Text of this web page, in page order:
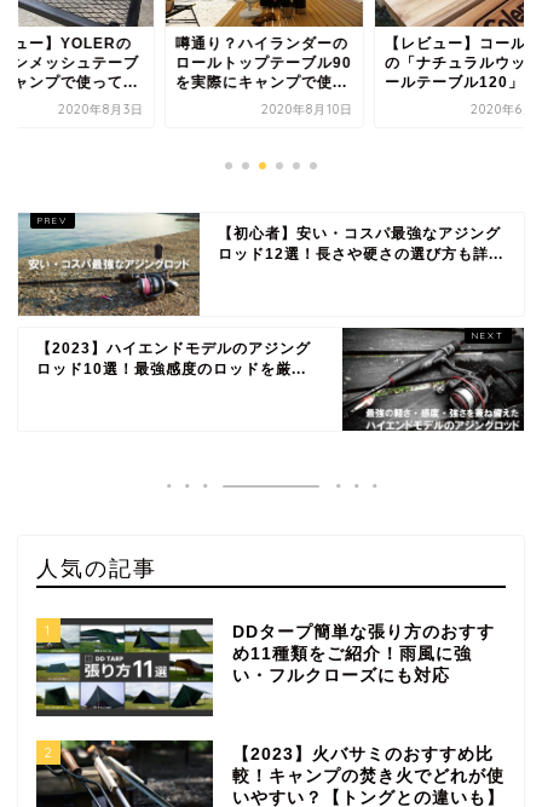
り？ハイランダーの
ルトップテーブル90
際にキャンプで使...
2020年8月10日
【レビュー】コールマン
の「ナチュラルウッドロ
ールテーブル120」を...
2020年6月15日
キャンプにおすすめ
イアンメッシュテー
10選｜選び方やおす
2022年1
【初心者】安い・コスパ最強なアジング
ロッド12選！長さや硬さの選び方も詳...
【2023】ハイエンドモデルのアジング
ロッド10選！最強感度のロッドを厳...
人気の記事
1
DDタープ簡単な張り方のおすす
め11種類をご紹介！雨風に強
い・フルクローズにも対応
2
【2023】火バサミのおすすめ比
較！キャンプの焚き火でどれが使
いやすい？【トングとの違いも】